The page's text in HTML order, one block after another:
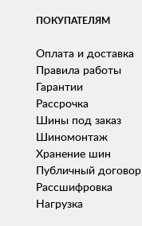
ПОКУПАТЕЛЯМ
Оплата и доставка
Правила работы
Гарантии
Рассрочка
Шины под заказ
Шиномонтаж
Хранение шин
Публичный договор
Рассшифровка
Нагрузка